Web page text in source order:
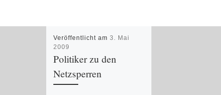
Veröffentlicht am3. Mai
2009
Politiker zu den
Netzsperren